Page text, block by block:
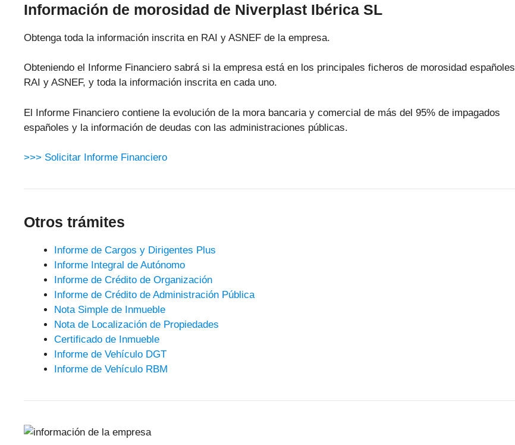
Información de morosidad de Niverplast Ibérica SL
Obtenga toda la información inscrita en RAI y ASNEF de la empresa.
Obteniendo el Informe Financiero sabrá si la empresa está en los principales ficheros de morosidad españoles
RAI y ASNEF, y toda la información inscrita en cada uno.
El Informe Financiero contiene la evolución de la mora bancaria y comercial de más del 95% de impagados
españoles y la información de deudas con las administraciones públicas.
>>> Solicitar Informe Financiero
Otros trámites
Informe de Cargos y Dirigentes Plus
Informe Integral de Autónomo
Informe de Crédito de Organización
Informe de Crédito de Administración Pública
Nota Simple de Inmueble
Nota de Localización de Propiedades
Certificado de Inmueble
Informe de Vehículo DGT
Informe de Vehículo RBM